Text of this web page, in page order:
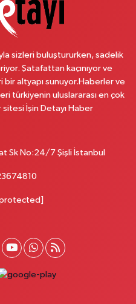
No:267 A Sultanbeyli İstanbul
Caddesi No:27 A Kağıthane
İstanbul
sizleri buluştururken, sadelik
Şatafattan kaçınıyor ve
altyapı sunuyor.Haberler ve
türkiyenin uluslararası en çok
İşin Detayı Haber
Sk No:24/7 Şişli İstanbul
protected]